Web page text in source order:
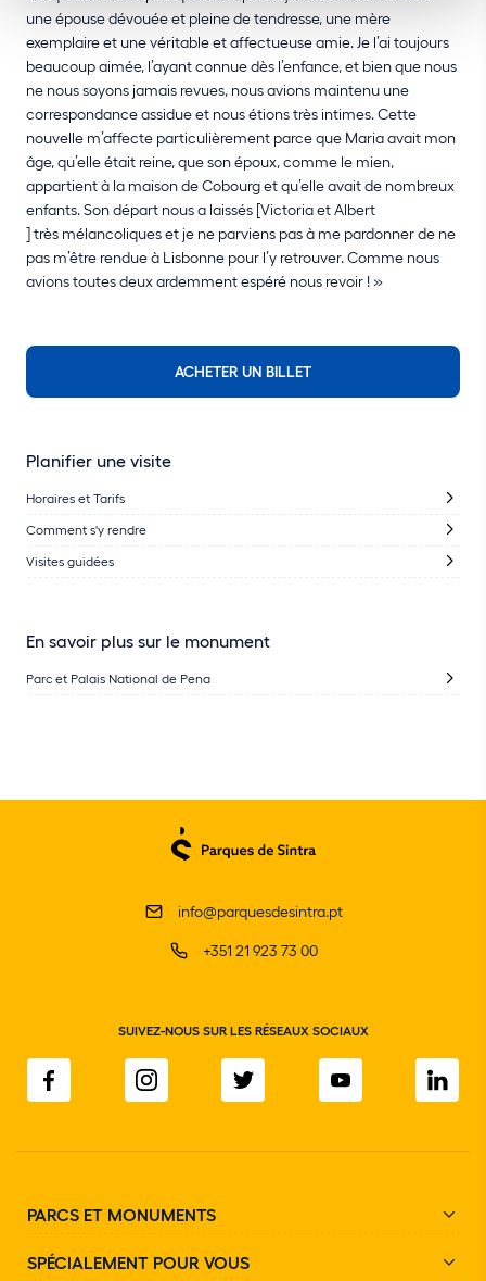
une épouse dévouée et pleine de tendresse, une mère
exemplaire et une véritable et affectueuse amie. Je l’ai toujours
beaucoup aimée, l’ayant connue dès l’enfance, et bien que nous
ne nous soyons jamais revues, nous avions maintenu une
correspondance assidue et nous étions très intimes. Cette
nouvelle m’affecte particulièrement parce que Maria avait mon
âge, qu’elle était reine, que son époux, comme le mien,
appartient à la maison de Cobourg et qu’elle avait de nombreux
enfants. Son départ nous a laissés [Victoria et Albert
] très mélancoliques et je ne parviens pas à me pardonner de ne
pas m’être rendue à Lisbonne pour l’y retrouver. Comme nous
avions toutes deux ardemment espéré nous revoir ! »
ACHETER UN BILLET
Planifier une visite
Horaires et Tarifs
Comment s'y rendre
Visites guidées
En savoir plus sur le monument
Parc et Palais National de Pena
info@parquesdesintra.pt
+351 21 923 73 00
SUIVEZ-NOUS SUR LES RÉSEAUX SOCIAUX
PARCS ET MONUMENTS
SPÉCIALEMENT POUR VOUS